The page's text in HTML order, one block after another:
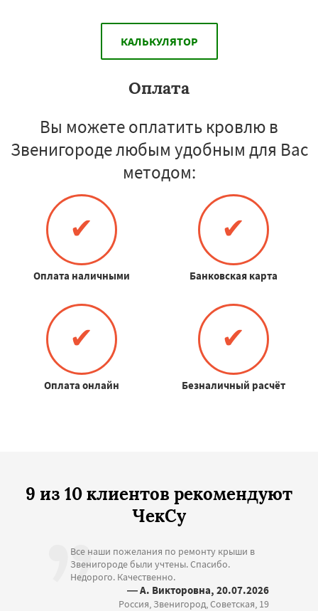
КАЛЬКУЛЯТОР
Оплата
Вы можете оплатить кровлю в
Звенигороде любым удобным для Вас
методом:
✔
Оплата наличными
✔
Банковская карта
✔
Оплата онлайн
✔
Безналичный расчёт
9 из 10 клиентов рекомендуют
ЧекСу
Все наши пожелания по ремонту крыши в
Звенигороде были учтены. Спасибо.
Недорого. Качественно.
— А. Викторовна, 20.07.2026
Россия, Звенигород, Советская, 19